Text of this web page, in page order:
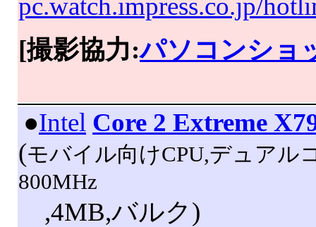
pc.watch.impress.co.jp/
[撮影協力:パソコンショ
●Intel Core 2 Extreme
(モバイル向けCPU,デュアル
800MHz
,4MB,バルク)